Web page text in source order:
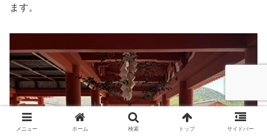
ます。
メニュー ホーム 検索 トップ サイドバー